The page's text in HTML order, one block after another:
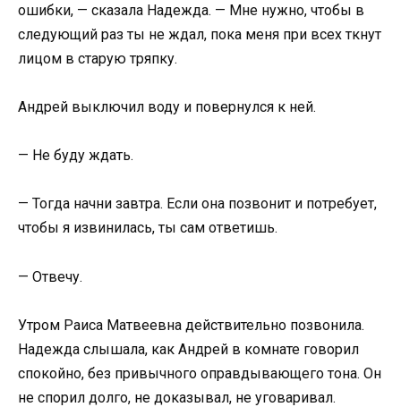
ошибки, — сказала Надежда. — Мне нужно, чтобы в
следующий раз ты не ждал, пока меня при всех ткнут
лицом в старую тряпку.
Андрей выключил воду и повернулся к ней.
— Не буду ждать.
— Тогда начни завтра. Если она позвонит и потребует,
чтобы я извинилась, ты сам ответишь.
— Отвечу.
Утром Раиса Матвеевна действительно позвонила.
Надежда слышала, как Андрей в комнате говорил
спокойно, без привычного оправдывающего тона. Он
не спорил долго, не доказывал, не уговаривал.